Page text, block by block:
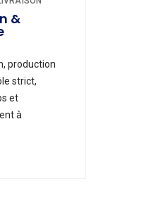
&
production
strict,
et
à